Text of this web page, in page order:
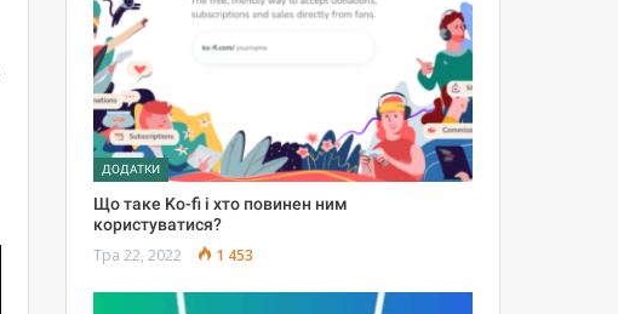
ДОДАТКИ
Що таке Ko-fi і хто повинен ним
користуватися?
Тра 22, 2022 1 453